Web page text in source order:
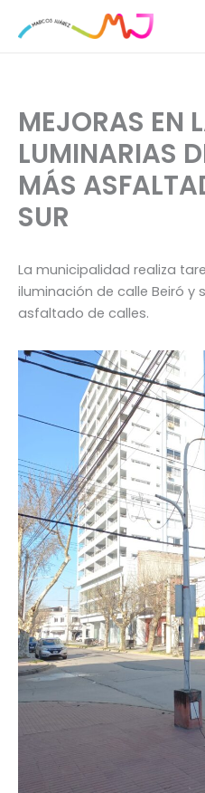
MEJORAS EN
LUMINARIAS
MÁS
SUR
La municipalidad realiza
iluminación de calle Beiró y
asfaltado de calles.